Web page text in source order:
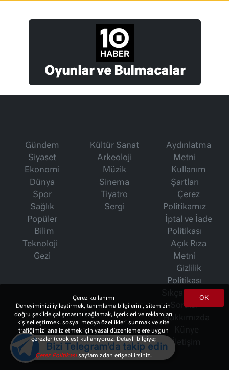
Oyunlar ve Bulmacalar
Gündem
Siyaset
Ekonomi
Dünya
Spor
Sağlık
Popüler
Bilim
Teknoloji
Gezi
Kültür Sanat
Arkeoloji
Müzik
Sinema
Tiyatro
Sergi
Aydınlatma
Metni
Kullanım
Şartları
Çerez
Politikamız
İptal ve İade
Politikası
Açık Rıza
Metni
Gizlilik
Politikası
Sıkça Sorulan
Sorular
Hakkımızda
İletişim
OK
Çerez kullanımı
Deneyiminizi iyileştirmek, tanımlama bilgilerini, sitemizin
doğru şekilde çalışmasını sağlamak, içerikleri ve reklamları
kişiselleştirmek, sosyal medya özellikleri sunmak ve site
trafiğimizi analiz etmek için yasal düzenlemelere uygun
çerezler (cookies) kullanıyoruz. Detaylı bilgiye;
Çerez Politikasısayfamızdan erişebilirsiniz.
Bizi Telegram'da takip edin